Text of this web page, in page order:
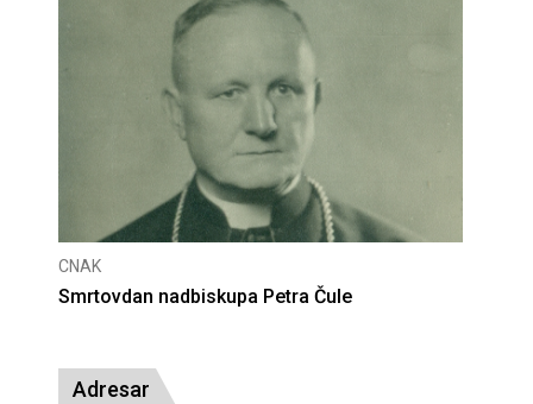
CNAK
Smrtovdan nadbiskupa Petra Čule
Adresar